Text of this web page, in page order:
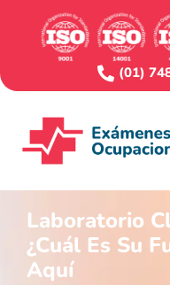
(01)
Laboratorio
¿Cuál Es Su
Aquí